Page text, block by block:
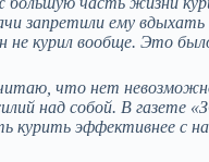
запретили ему
не курил вообще. Это
что нет
над собой. В газете
курить эффективнее с